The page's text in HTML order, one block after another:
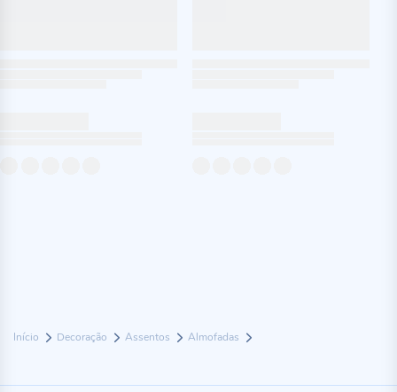
Início Decoração Assentos Almofadas